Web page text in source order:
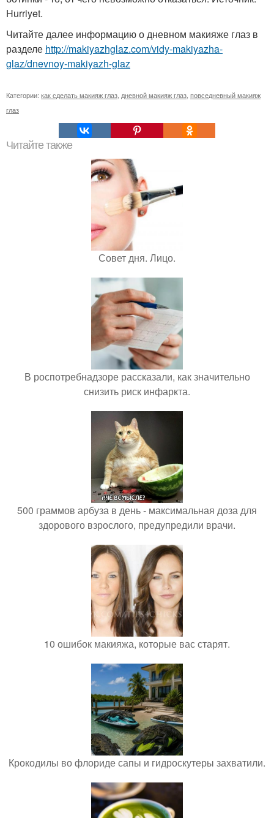
Hurriyet.
Читайте далее информацию о дневном макияже глаз в
разделе http://makiyazhglaz.com/vidy-makiyazha-
glaz/dnevnoy-makiyazh-glaz
Категории: как сделать макияж глаз дневной макияж глаз повседневный макияж
глаз
Читайте также
Совет дня. Лицо.
В роспотребнадзоре рассказали, как значительно
снизить риск инфаркта.
500 граммов арбуза в день - максимальная доза для
здорового взрослого, предупредили врачи.
10 ошибок макияжа, которые вас старят.
Крокодилы во флориде сапы и гидроскутеры захватили.